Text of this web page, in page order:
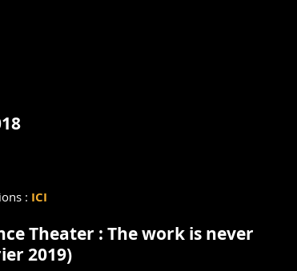
: ICI
Theater : The work is never
2019)